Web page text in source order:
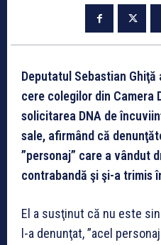
Deputatul Sebastian
cere colegilor din Camera
solicitarea DNA de
sale, afirmând că
”personaj” care a vândut
contrabandă şi şi-a trimis
El a susţinut că nu este
l-a denunţat, ”acel